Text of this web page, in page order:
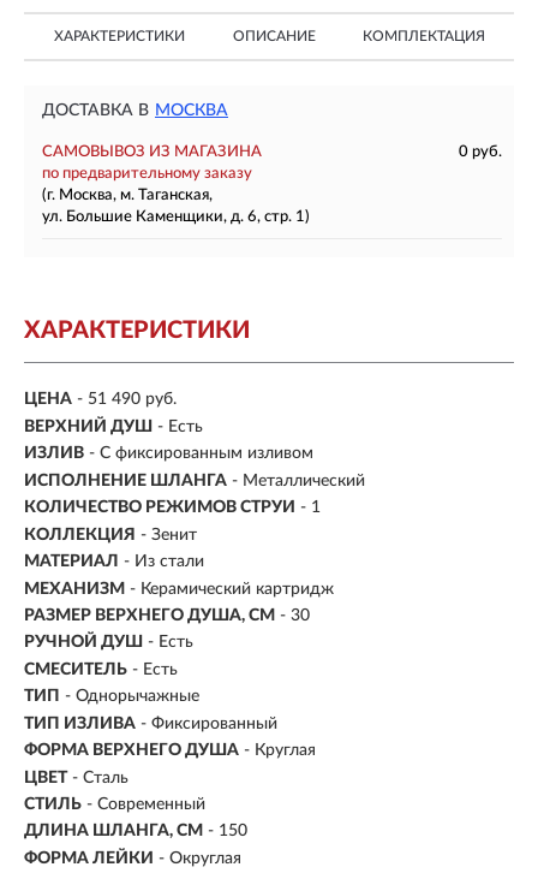
ХАРАКТЕРИСТИКИ ОПИСАНИЕ КОМПЛЕКТАЦИЯ
ДОСТАВКА В МОСКВА
САМОВЫВОЗ ИЗ МАГАЗИНА
0 руб.
по предварительному заказу
(г. Москва, м. Таганская,
ул. Большие Каменщики, д. 6, стр. 1)
ХАРАКТЕРИСТИКИ
ЦЕНА - 51 490 руб.
ВЕРХНИЙ ДУШ - Есть
ИЗЛИВ - С фиксированным изливом
ИСПОЛНЕНИЕ ШЛАНГА - Металлический
КОЛИЧЕСТВО РЕЖИМОВ СТРУИ - 1
КОЛЛЕКЦИЯ - Зенит
МАТЕРИАЛ - Из стали
МЕХАНИЗМ - Керамический картридж
РАЗМЕР ВЕРХНЕГО ДУША, СМ - 30
РУЧНОЙ ДУШ - Есть
СМЕСИТЕЛЬ - Есть
ТИП - Однорычажные
ТИП ИЗЛИВА - Фиксированный
ФОРМА ВЕРХНЕГО ДУША - Круглая
ЦВЕТ - Сталь
СТИЛЬ - Современный
ДЛИНА ШЛАНГА, СМ - 150
ФОРМА ЛЕЙКИ - Округлая